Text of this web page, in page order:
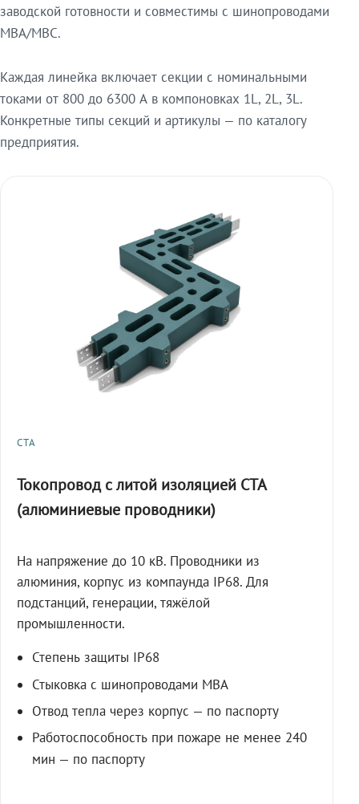
заводской готовности и совместимы с шинопроводами
МВА/МВС.
Каждая линейка включает секции с номинальными
токами от 800 до 6300 А в компоновках 1L, 2L, 3L.
Конкретные типы секций и артикулы — по каталогу
предприятия.
СТА
Токопровод с литой изоляцией СТА
(алюминиевые проводники)
На напряжение до 10 кВ. Проводники из
алюминия, корпус из компаунда IP68. Для
подстанций, генерации, тяжёлой
промышленности.
Степень защиты IP68
Стыковка с шинопроводами МВА
Отвод тепла через корпус — по паспорту
Работоспособность при пожаре не менее 240
мин — по паспорту